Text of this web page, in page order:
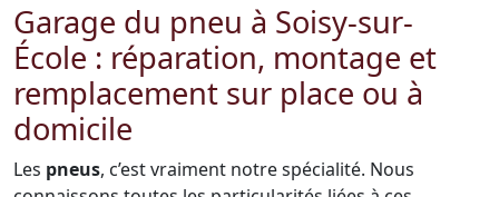
Garage du pneu à Soisy-sur-
École : réparation, montage et
remplacement sur place ou à
domicile
Les pneus, c’est vraiment notre spécialité. Nous